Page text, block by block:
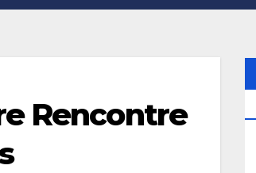
Rencontre